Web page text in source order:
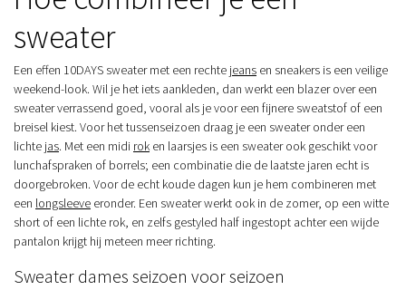
sweater
Een effen 10DAYS sweater met een rechte jeans en sneakers is een veilige
weekend-look. Wil je het iets aankleden, dan werkt een blazer over een
sweater verrassend goed, vooral als je voor een fijnere sweatstof of een
breisel kiest. Voor het tussenseizoen draag je een sweater onder een
lichte jas. Met een midi rok en laarsjes is een sweater ook geschikt voor
lunchafspraken of borrels; een combinatie die de laatste jaren echt is
doorgebroken. Voor de echt koude dagen kun je hem combineren met
een longsleeve eronder. Een sweater werkt ook in de zomer, op een witte
short of een lichte rok, en zelfs gestyled half ingestopt achter een wijde
pantalon krijgt hij meteen meer richting.
Sweater dames seizoen voor seizoen